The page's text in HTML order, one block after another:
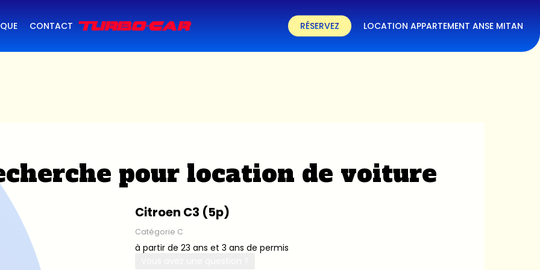
CONTACT RÉSERVEZ LOCATION APPARTEMENT ANSE MITAN
pour location de voiture
Citroen C3 (5p)
Catégorie C
à partir de 23 ans et 3 ans de permis